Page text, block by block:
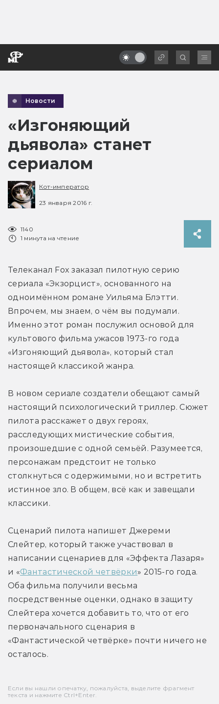
Новости
«Изгоняющий
дьявола» станет
сериалом
Кот-император
23 января 2016 г.
1140
1 минута на чтение
Телеканал Fox заказал пилотную серию
сериала «Экзорцист», основанного на
одноимённом романе Уильяма Блэтти.
Впрочем, мы знаем, о чём вы подумали.
Именно этот роман послужил основой для
культового фильма ужасов 1973-го года
«Изгоняющий дьявола», который стал
настоящей классикой жанра.
В новом сериале создатели обещают самый
настоящий психологический триллер. Сюжет
пилота расскажет о двух героях,
расследующих мистические события,
произошедшие с одной семьёй. Разумеется,
персонажам предстоит не только
столкнуться с одержимыми, но и встретить
истинное зло. В общем, всё как и завещали
классики.
Сценарий пилота напишет Джереми
Слейтер, который также участвовал в
написании сценариев для «Эффекта Лазаря»
и «Фантастической четвёрки» 2015-го года.
Оба фильма получили весьма
посредственные оценки, однако в защиту
Слейтера хочется добавить то, что от его
первоначального сценария в
«Фантастической четвёрке» почти ничего не
осталось.
Если вы нашли опечатку, пожалуйста, выделите фрагмент
текста и нажмите Ctrl+Enter.